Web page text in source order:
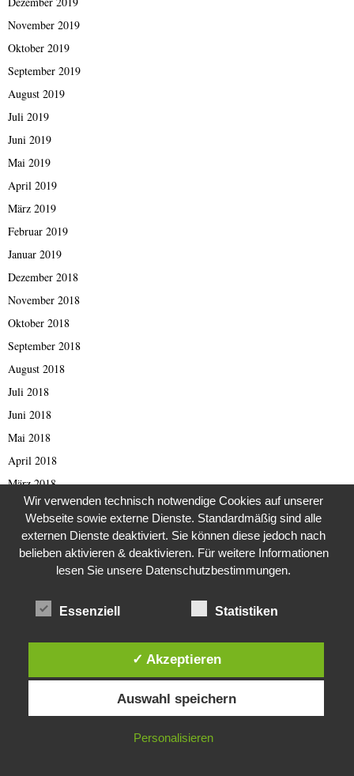
November 2019
Oktober 2019
September 2019
August 2019
Juli 2019
Juni 2019
Mai 2019
April 2019
März 2019
Februar 2019
Januar 2019
Dezember 2018
November 2018
Oktober 2018
September 2018
August 2018
Juli 2018
Juni 2018
Mai 2018
April 2018
März 2018
Februar 2018
Januar 2018
Dezember 2017
November 2017
Oktober 2017
September 2017
August 2017
Diese Website verwendet Cookies. Durch die weitere Nutzung dieser
Website stimmst du der Verwendung von Cookies zu.
IN ORDNUNG
Wir verwenden technisch notwendige Cookies auf unserer
Webseite sowie externe Dienste. Standardmäßig sind alle
externen Dienste deaktiviert. Sie können diese jedoch nach
belieben aktivieren & deaktivieren. Für weitere Informationen
lesen Sie unsere Datenschutzbestimmungen.
Essenziell Statistiken
✓ Akzeptieren
Auswahl speichern
Personalisieren